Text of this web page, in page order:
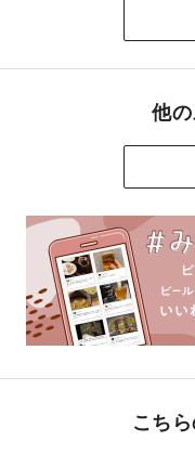
他
こち